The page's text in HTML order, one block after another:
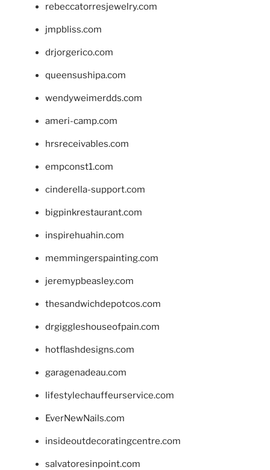
rebeccatorresjewelry.com
jmpbliss.com
drjorgerico.com
queensushipa.com
wendyweimerdds.com
ameri-camp.com
hrsreceivables.com
empconst1.com
cinderella-support.com
bigpinkrestaurant.com
inspirehuahin.com
memmingerspainting.com
jeremypbeasley.com
thesandwichdepotcos.com
drgiggleshouseofpain.com
hotflashdesigns.com
garagenadeau.com
lifestylechauffeurservice.com
EverNewNails.com
insideoutdecoratingcentre.com
salvatoresinpoint.com